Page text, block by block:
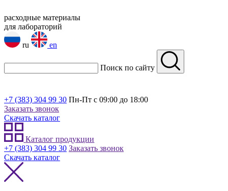
расходные материалы
для лабораторий
ru en
Поиск по сайту
+7 (383) 304 99 30 Пн-Пт с 09:00 до 18:00
Заказать звонок
Скачать каталог
Каталог продукции
+7 (383) 304 99 30 Заказать звонок
Скачать каталог